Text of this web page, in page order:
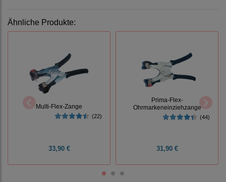
Ähnliche Produkte:
Multi-Flex-Zange
(22)
33,90 €
Prima-Flex-
Ohrmarkeneinziehzange
(44)
31,90 €